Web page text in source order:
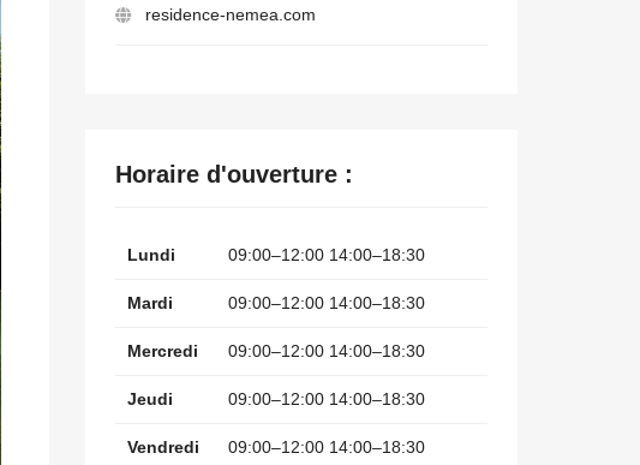
residence-nemea.com
Horaire d'ouverture :
Lundi 09:00–12:00 14:00–18:30
Mardi 09:00–12:00 14:00–18:30
Mercredi 09:00–12:00 14:00–18:30
Jeudi 09:00–12:00 14:00–18:30
Vendredi 09:00–12:00 14:00–18:30